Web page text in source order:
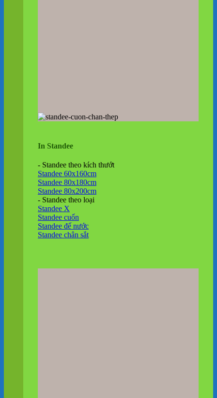
In Standee
- Standee theo kích thướt
Standee 60x160cm
Standee 80x180cm
Standee 80x200cm
- Standee theo loại
Standee X
Standee cuốn
Standee đế nước
Standee chân sắt